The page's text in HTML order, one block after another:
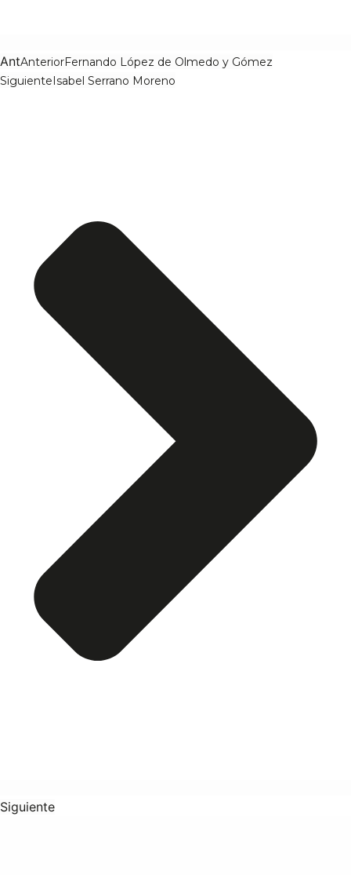
AntAnteriorFernando López de Olmedo y Gómez
SiguienteIsabel Serrano Moreno
Siguiente